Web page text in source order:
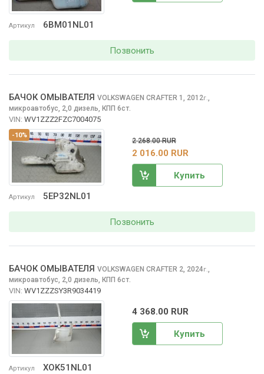
Артикул 6BM01NL01
Позвонить
-10%
Артикул 5EP32NL01
БАЧОК ОМЫВАТЕЛЯ VOLKSWAGEN CRAFTER 1, 2012г.
микроавтобус, 2,0 дизель, КПП 6ст.
VIN: WV1ZZZ2FZC7004075
2 268.00 RUR
2 016.00 RUR
Купить
Позвонить
Артикул XOK51NL01
БАЧОК ОМЫВАТЕЛЯ VOLKSWAGEN CRAFTER 2, 2024г.,
микроавтобус, 2,0 дизель, КПП 6ст.
VIN: WV1ZZZSY3R9034419
4 368.00 RUR
Купить